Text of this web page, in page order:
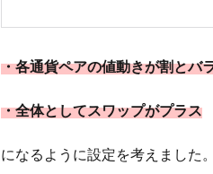
・各通貨ペアの値動きが割とバ
・全体としてスワップがプラス
になるように設定を考えました。